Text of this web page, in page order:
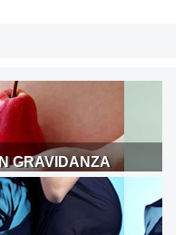
GRAVIDANZA